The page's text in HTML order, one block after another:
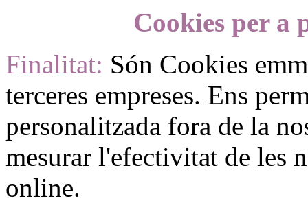
Cookies per a
Finalitat: Són Cookies
terceres empreses. Ens
personalitzada fora de la
mesurar l'efectivitat de les
online.